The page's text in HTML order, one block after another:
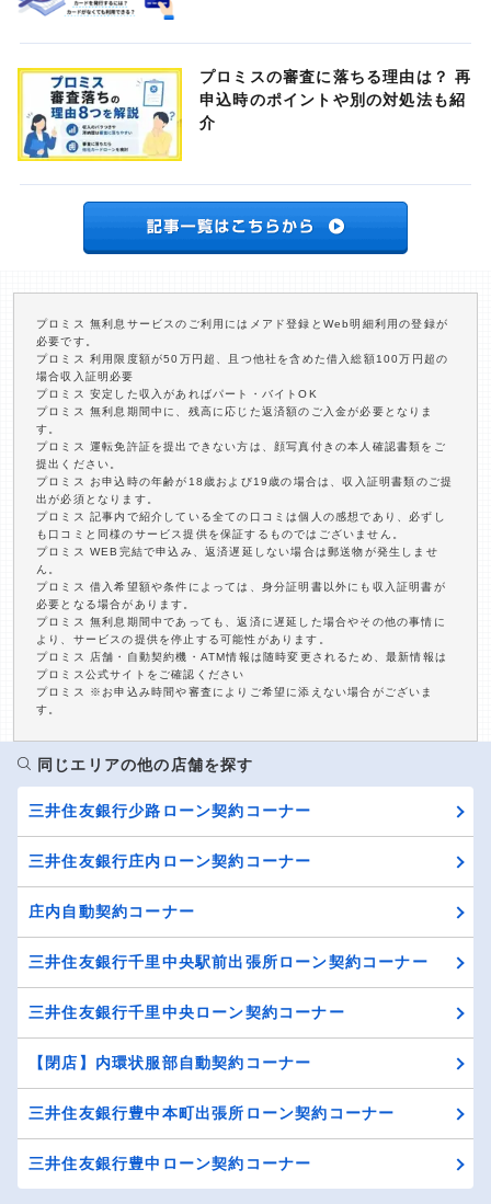
プロミスの審査に落ちる理由は？ 再
申込時のポイントや別の対処法も紹
介
プロミス 無利息サービスのご利用にはメアド登録とWeb明細利用の登録が
必要です。
プロミス 利用限度額が50万円超、且つ他社を含めた借入総額100万円超の
場合収入証明必要
プロミス 安定した収入があればパート・バイトOK
プロミス 無利息期間中に、残高に応じた返済額のご入金が必要となりま
す。
プロミス 運転免許証を提出できない方は、顔写真付きの本人確認書類をご
提出ください。
プロミス お申込時の年齢が18歳および19歳の場合は、収入証明書類のご提
出が必須となります。
プロミス 記事内で紹介している全ての口コミは個人の感想であり、必ずし
も口コミと同様のサービス提供を保証するものではございません。
プロミス WEB完結で申込み、返済遅延しない場合は郵送物が発生しませ
ん。
プロミス 借入希望額や条件によっては、身分証明書以外にも収入証明書が
必要となる場合があります。
プロミス 無利息期間中であっても、返済に遅延した場合やその他の事情に
より、サービスの提供を停止する可能性があります。
プロミス 店舗・自動契約機・ATM情報は随時変更されるため、最新情報は
プロミス公式サイトをご確認ください
プロミス ※お申込み時間や審査によりご希望に添えない場合がございま
す。
同じエリアの他の店舗を探す
三井住友銀行少路ローン契約コーナー
三井住友銀行庄内ローン契約コーナー
庄内自動契約コーナー
三井住友銀行千里中央駅前出張所ローン契約コーナー
三井住友銀行千里中央ローン契約コーナー
【閉店】内環状服部自動契約コーナー
三井住友銀行豊中本町出張所ローン契約コーナー
三井住友銀行豊中ローン契約コーナー